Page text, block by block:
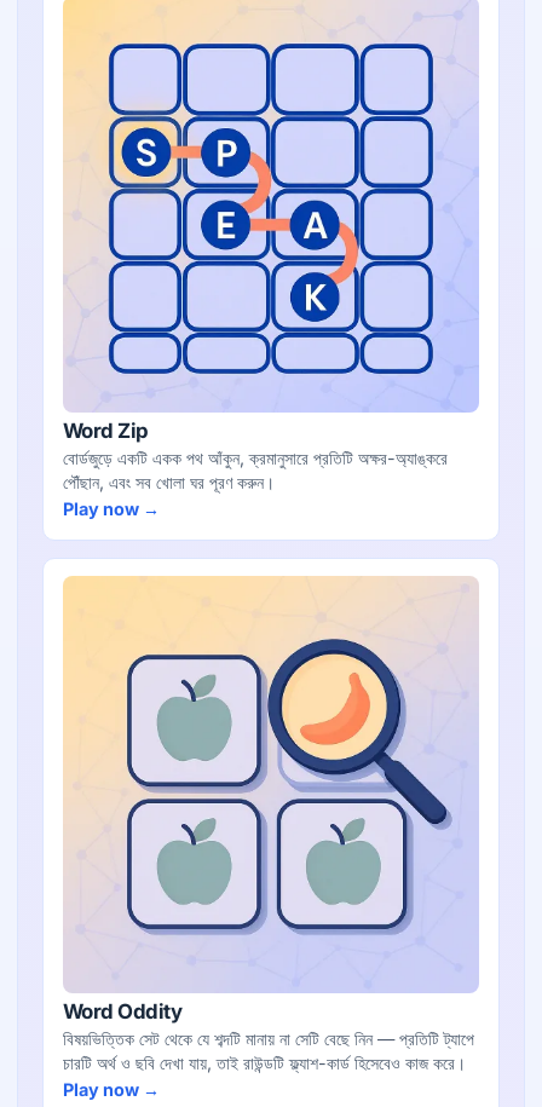
Word Zip
বোর্ডজুড়ে একটি একক পথ আঁকুন, ক্রমানুসারে প্রতিটি অক্ষর-অ্যাঙ্করে
পৌঁছান, এবং সব খোলা ঘর পূরণ করুন।
Play now →
Word Oddity
বিষয়ভিত্তিক সেট থেকে যে শব্দটি মানায় না সেটি বেছে নিন — প্রতিটি ট্যাপে
চারটি অর্থ ও ছবি দেখা যায়, তাই রাউন্ডটি ফ্ল্যাশ-কার্ড হিসেবেও কাজ করে।
Play now →